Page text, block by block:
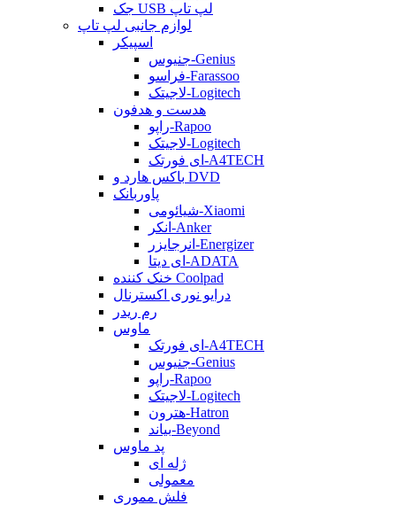
جک USB لپ تاپ
لوازم جانبی لپ تاپ
اسپیکر
جنیوس-Genius
فراسو-Farassoo
لاجیتک-Logitech
هدست و هدفون
راپو-Rapoo
لاجیتک-Logitech
ای فورتک-A4TECH
باکس هارد و DVD
پاوربانک
شیائومی-Xiaomi
انکر-Anker
انرجایزر-Energizer
ای دیتا-ADATA
خنک کننده Coolpad
درایو نوری اکسترنال
رم ریدر
ماوس
ای فورتک-A4TECH
جنیوس-Genius
راپو-Rapoo
لاجیتک-Logitech
هترون-Hatron
بیاند-Beyond
پد ماوس
ژله ای
معمولی
فلش مموری